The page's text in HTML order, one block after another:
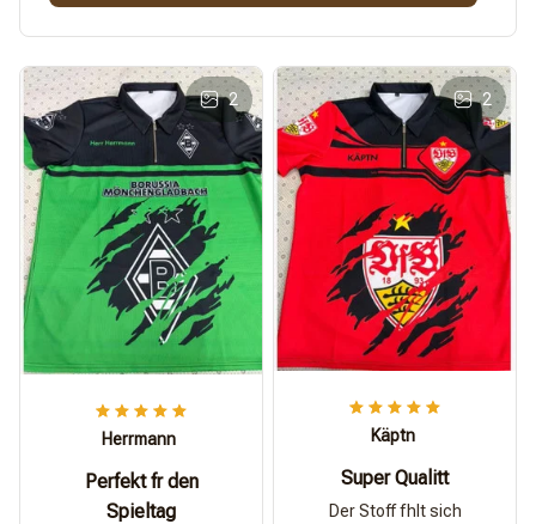
2
Herrmann
Perfekt fr den
Spieltag
2
Käptn
Super Qualitt
Der Stoff fhlt sich